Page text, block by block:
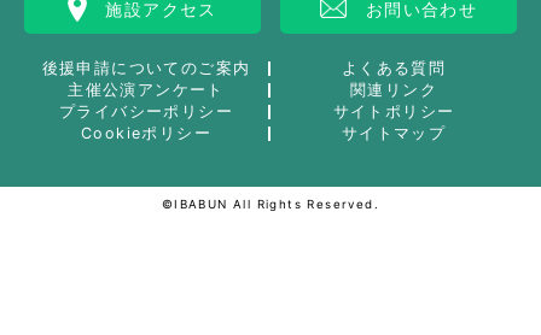
施設アクセス お問い合わせ
後援申請についてのご案内
よくある質問
主催公演アンケート
関連リンク
プライバシーポリシー
サイトポリシー
Cookieポリシー
サイトマップ
©IBABUN All Rights Reserved.